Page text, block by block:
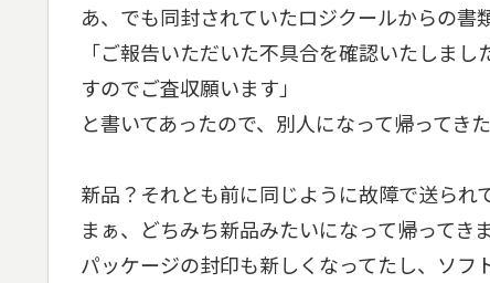
あ、でも同封されていたロジクールからの書
「ご報告いただいた不具合を確認いたしま
すのでご査収願います」
と書いてあったので、別人になって帰ってき
新品？それとも前に同じように故障で送られ
まぁ、どちみち新品みたいになって帰ってき
パッケージの封印も新しくなってたし、ソ